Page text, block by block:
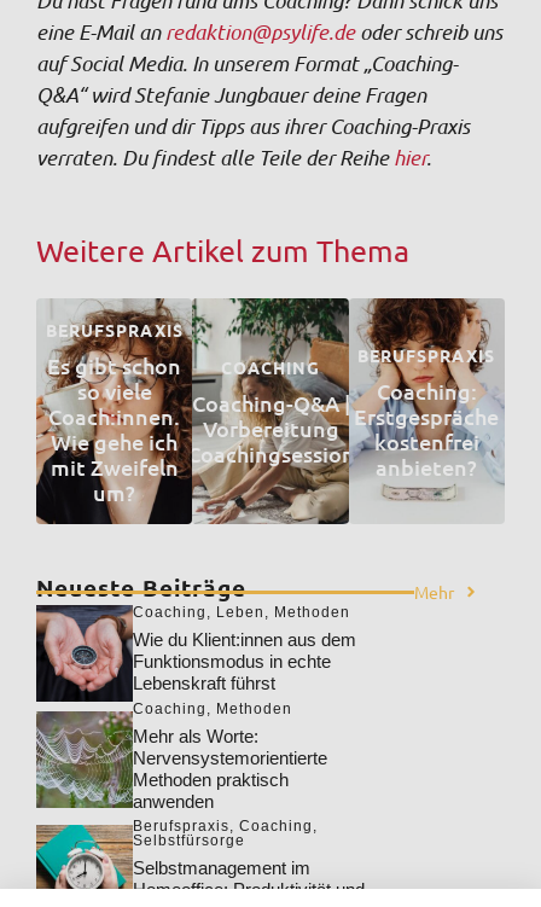
eine E-Mail anredaktion@psylife.deoder schreib uns
auf Social Media. In unserem Format „Coaching-
Q&A“ wird Stefanie Jungbauer deine Fragen
aufgreifen und dir Tipps aus ihrer Coaching-Praxis
verraten. Du findest alle Teile der Reihehier.
Weitere Artikel zum Thema
BERUFSPRAXIS
Es gibt schon
so viele
Coach:innen.
Wie gehe ich
mit Zweifeln
um?
COACHING
Coaching-Q&A |
Vorbereitung
Coachingsession
BERUFSPRAXIS
Coaching:
Erstgespräche
kostenfrei
anbieten?
Neueste Beiträge Mehr
Coaching , Leben , Methoden
Wie du Klient:innen aus dem
Funktionsmodus in echte
Lebenskraft führst
Coaching , Methoden
Mehr als Worte:
Nervensystemorientierte
Methoden praktisch
anwenden
Berufspraxis, Coaching ,
Selbstfürsorge
Selbstmanagement im
Homeoffice: Produktivität und